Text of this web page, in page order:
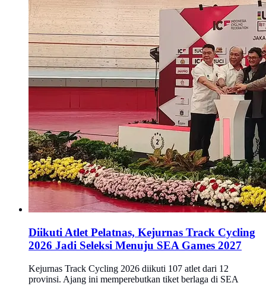
Diikuti Atlet Pelatnas, Kejurnas Track Cycling
2026 Jadi Seleksi Menuju SEA Games 2027
Kejurnas Track Cycling 2026 diikuti 107 atlet dari 12
provinsi. Ajang ini memperebutkan tiket berlaga di SEA